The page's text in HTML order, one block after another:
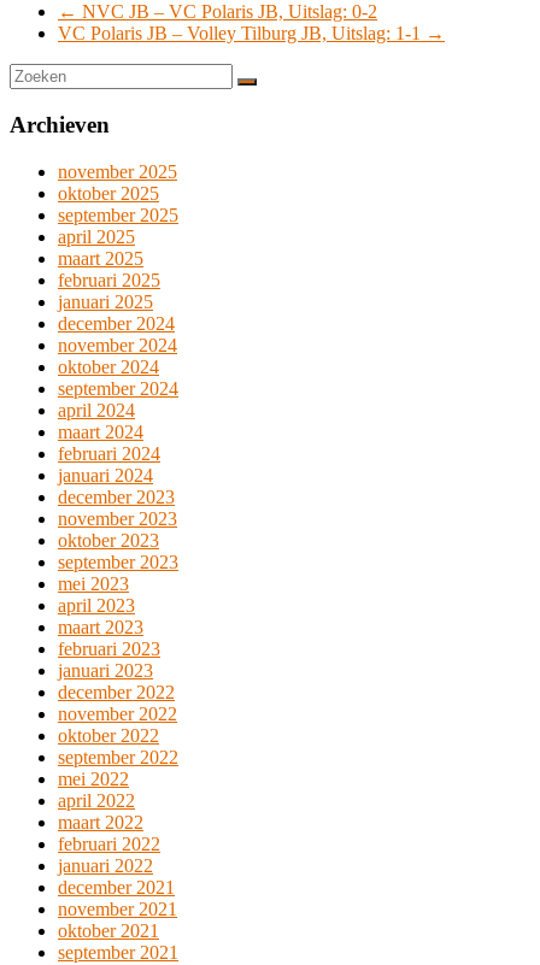
← NVC JB – VC Polaris JB, Uitslag: 0-2
VC Polaris JB – Volley Tilburg JB, Uitslag: 1-1 →
Archieven
november 2025
oktober 2025
september 2025
april 2025
maart 2025
februari 2025
januari 2025
december 2024
november 2024
oktober 2024
september 2024
april 2024
maart 2024
februari 2024
januari 2024
december 2023
november 2023
oktober 2023
september 2023
mei 2023
april 2023
maart 2023
februari 2023
januari 2023
december 2022
november 2022
oktober 2022
september 2022
mei 2022
april 2022
maart 2022
februari 2022
januari 2022
december 2021
november 2021
oktober 2021
september 2021